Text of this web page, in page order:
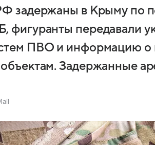
задержаны в Крыму по
фигуранты передавали
ПВО и информацию о
Задержанные